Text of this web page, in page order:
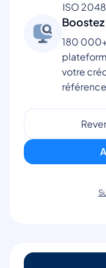
ISO
180
votre